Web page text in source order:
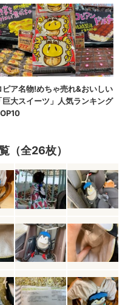
（全26枚）